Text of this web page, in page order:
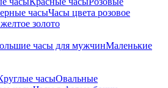
часыЧасы цвета розовое
золото
часы для мужчинМаленькие
часыОвальные